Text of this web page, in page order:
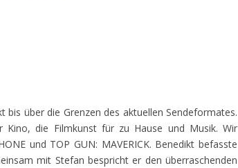
über die Grenzen des aktuellen Sendeformates.
die Filmkunst für zu Hause und Musik. Wir
und TOP GUN: MAVERICK. Benedikt befasste
mit Stefan bespricht er den überraschenden